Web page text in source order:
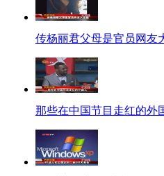
传杨丽君父母是官员网友
那些在中国节目走红的外